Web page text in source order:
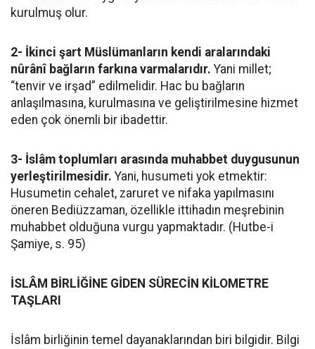
kurulmuş olur.
2- İkinci şart Müslümanların kendi aralarındaki
nûrânî bağların farkına varmalarıdır. Yani millet;
“tenvir ve irşad” edilmelidir. Hac bu bağların
anlaşılmasına, kurulmasına ve geliştirilmesine hizmet
eden çok önemli bir ibadettir.
3- İslâm toplumları arasında muhabbet duygusunun
yerleştirilmesidir. Yani, husumeti yok etmektir:
Husumetin cehalet, zaruret ve nifaka yapılmasını
öneren Bediüzzaman, özellikle ittihadın meşrebinin
muhabbet olduğuna vurgu yapmaktadır. (Hutbe-i
Şamiye, s. 95)
İSLÂM BİRLİĞİNE GİDEN SÜRECİN KİLOMETRE
TAŞLARI
İslâm birliğinin temel dayanaklarından biri bilgidir. Bilgi